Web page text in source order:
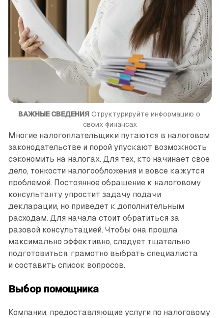
ВАЖНЫЕ СВЕДЕНИЯ Структурируйте информацию о
своих финансах
Многие налогоплательщики путаются в налоговом
законодательстве и порой упускают возможность
сэкономить на налогах. Для тех, кто начинает свое
дело, тонкости налогообложения и вовсе кажутся
проблемой. Постоянное обращение к налоговому
консультанту упростит задачу подачи
декларации, но приведет к дополнительным
расходам. Для начала стоит обратиться за
разовой консультацией. Чтобы она прошла
максимально эффективно, следует тщательно
подготовиться, грамотно выбрать специалиста
и составить список вопросов.
Выбор помощника
Компании, предоставляющие услуги по налоговому